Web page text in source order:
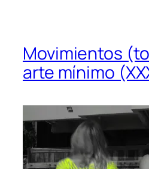
Movimientos
arte mínimo